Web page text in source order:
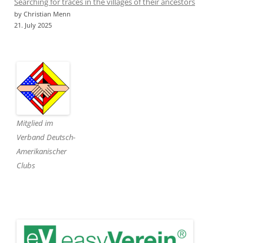
by Christian Menn
21. July 2025
Mitglied im
Verband Deutsch-
Amerikanischer
Clubs